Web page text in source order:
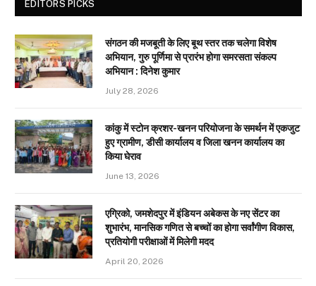
EDITORS PICKS
संगठन की मजबूती के लिए बूथ स्तर तक चलेगा विशेष
अभियान, गुरु पूर्णिमा से प्रारंभ होगा समरसता संकल्प
अभियान : दिनेश कुमार
July 28, 2026
कांकु में स्टोन क्रशर-खनन परियोजना के समर्थन में एकजुट
हुए ग्रामीण, डीसी कार्यालय व जिला खनन कार्यालय का
किया घेराव
June 13, 2026
एग्रिको, जमशेदपुर में इंडियन अबेकस के नए सेंटर का
शुभारंभ, मानसिक गणित से बच्चों का होगा सर्वांगीण विकास,
प्रतियोगी परीक्षाओं में मिलेगी मदद
April 20, 2026